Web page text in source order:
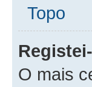
Topo
O mais